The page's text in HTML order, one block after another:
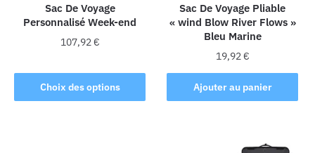
Sac De Voyage
Personnalisé Week-end
107,92€
Choix des options
produit
a
Sac De Voyage Pliable
« wind Blow River Flows »
Bleu Marine
19,92€
Ajouter au panier